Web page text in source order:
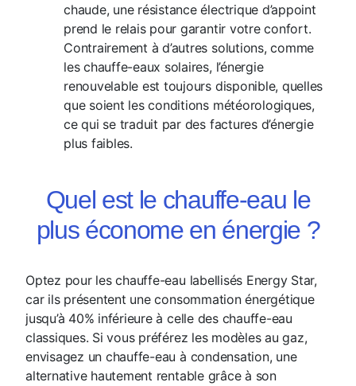
chaude, une résistance électrique d’appoint
prend le relais pour garantir votre confort.
Contrairement à d’autres solutions, comme
les chauffe-eaux solaires, l’énergie
renouvelable est toujours disponible, quelles
que soient les conditions météorologiques,
ce qui se traduit par des factures d’énergie
plus faibles.
Quel est le chauffe-eau le
plus économe en énergie ?
Optez pour les chauffe-eau labellisés Energy Star,
car ils présentent une consommation énergétique
jusqu’à 40% inférieure à celle des chauffe-eau
classiques. Si vous préférez les modèles au gaz,
envisagez un chauffe-eau à condensation, une
alternative hautement rentable grâce à son